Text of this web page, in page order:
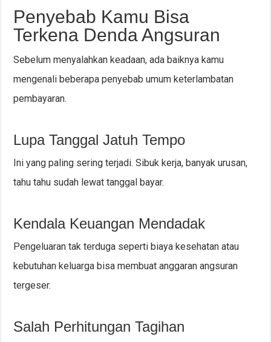
Penyebab Kamu Bisa
Terkena Denda Angsuran
Sebelum menyalahkan keadaan, ada baiknya kamu
mengenali beberapa penyebab umum keterlambatan
pembayaran.
Lupa Tanggal Jatuh Tempo
Ini yang paling sering terjadi. Sibuk kerja, banyak urusan,
tahu tahu sudah lewat tanggal bayar.
Kendala Keuangan Mendadak
Pengeluaran tak terduga seperti biaya kesehatan atau
kebutuhan keluarga bisa membuat anggaran angsuran
tergeser.
Salah Perhitungan Tagihan